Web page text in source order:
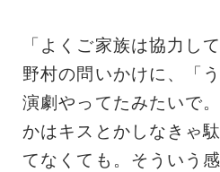
「よくご家族は協力し
野村の問いかけに、「
演劇やってたみたいで
かはキスとかしなきゃ
てなくても。そういう